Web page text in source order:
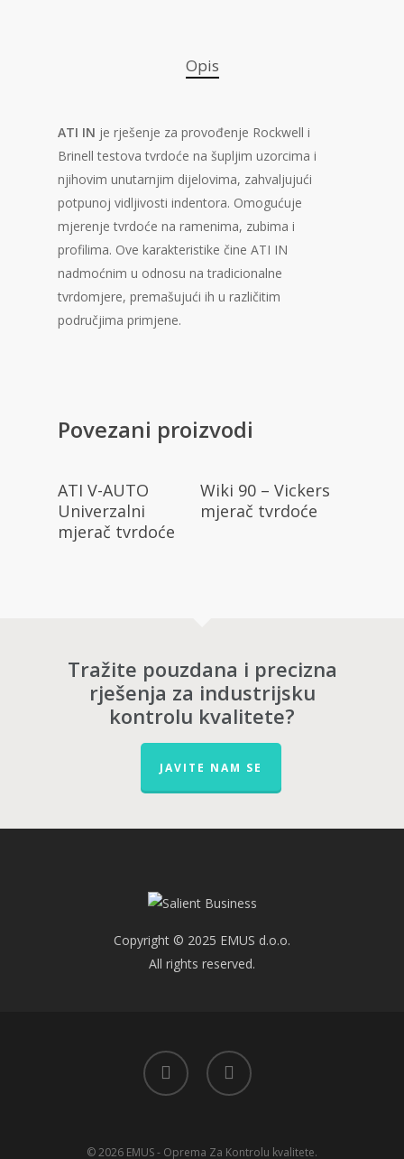
Opis
ATI IN je rješenje za provođenje Rockwell i
Brinell testova tvrdoće na šupljim uzorcima i
njihovim unutarnjim dijelovima, zahvaljujući
potpunoj vidljivosti indentora. Omogućuje
mjerenje tvrdoće na ramenima, zubima i
profilima. Ove karakteristike čine ATI IN
nadmoćnim u odnosu na tradicionalne
tvrdomjere, premašujući ih u različitim
područjima primjene.
Povezani proizvodi
Pročitaj Više
ATI V-AUTO
Univerzalni
mjerač tvrdoće
Pročitaj Više
Wiki 90 – Vickers
mjerač tvrdoće
Tražite pouzdana i precizna
rješenja za industrijsku
kontrolu kvalitete?
JAVITE NAM SE
Copyright © 2025 EMUS d.o.o.
All rights reserved.
linkedin youtube
© 2026 EMUS - Oprema Za Kontrolu kvalitete.